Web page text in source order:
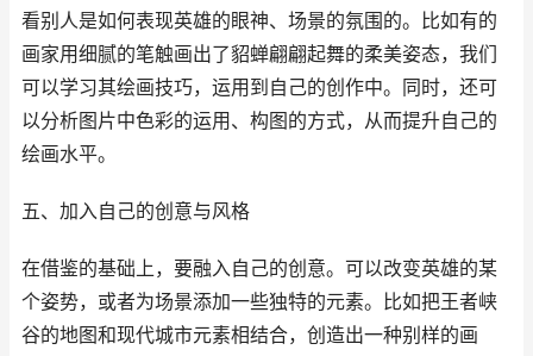
看别人是如何表现英雄的眼神、场景的氛围的。比如有的
画家用细腻的笔触画出了貂蝉翩翩起舞的柔美姿态，我们
可以学习其绘画技巧，运用到自己的创作中。同时，还可
以分析图片中色彩的运用、构图的方式，从而提升自己的
绘画水平。
五、加入自己的创意与风格
在借鉴的基础上，要融入自己的创意。可以改变英雄的某
个姿势，或者为场景添加一些独特的元素。比如把王者峡
谷的地图和现代城市元素相结合，创造出一种别样的画